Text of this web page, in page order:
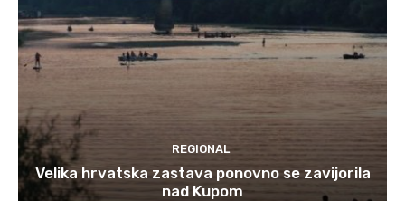
REGIONAL
Velika hrvatska zastava ponovno se zavijorila
nad Kupom